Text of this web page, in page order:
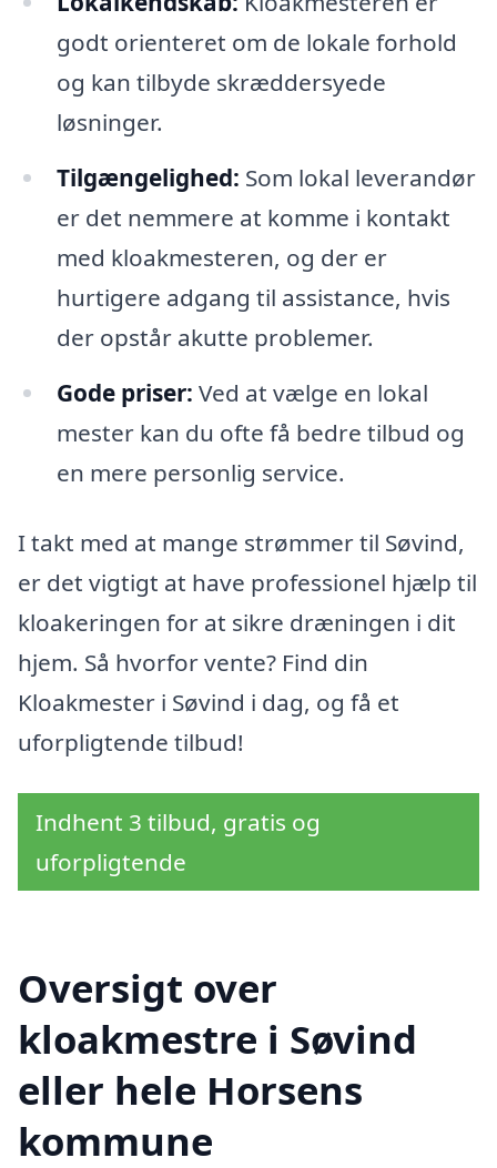
godt orienteret om de lokale forhold
og kan tilbyde skræddersyede
løsninger.
Tilgængelighed: Som lokal leverandør
er det nemmere at komme i kontakt
med kloakmesteren, og der er
hurtigere adgang til assistance, hvis
der opstår akutte problemer.
Gode priser: Ved at vælge en lokal
mester kan du ofte få bedre tilbud og
en mere personlig service.
I takt med at mange strømmer til Søvind,
er det vigtigt at have professionel hjælp til
kloakeringen for at sikre dræningen i dit
hjem. Så hvorfor vente? Find din
Kloakmester i Søvind i dag, og få et
uforpligtende tilbud!
Indhent 3 tilbud, gratis og
uforpligtende
Oversigt over
kloakmestre i Søvind
eller hele Horsens
kommune